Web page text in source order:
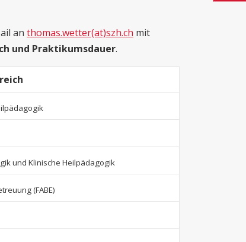
an thomas.wetter(at)szh.ch mit
und Praktikumsdauer.
und Klinische Heilpädagogik
(FABE)